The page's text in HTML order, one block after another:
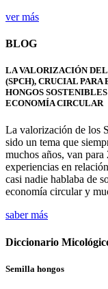
ver más
BLOG
LA VALORIZACIÓN
(SPCH), CRUCIAL
HONGOS
ECONOMÍA CIRCULAR
La valorización de los
sido un tema que
muchos años, van
experiencias en
casi nadie hablaba de
economía circular y
saber más
Diccionario
Semilla hongos